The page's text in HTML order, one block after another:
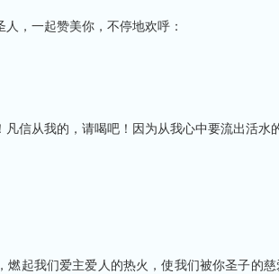
，一起赞美你，不停地欢呼：
信从我的，请喝吧！因为从我心中要流出活水
燃起我们爱主爱人的热火，使我们被你圣子的